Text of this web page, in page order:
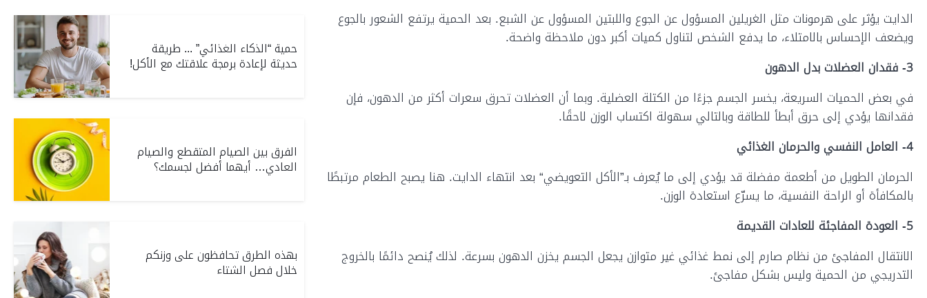
حمية “الذكاء الغذائي” ... طريقة
حديثة لإعادة برمجة علاقتك مع الأكل!
الفرق بين الصيام المتقطع والصيام
العادي… أيهما أفضل لجسمك؟
بهذه الطرق تحافظون على وزنكم
خلال فصل الشتاء
الدايت يؤثر على هرمونات مثل الغريلين المسؤول عن الجوع واللبتين المسؤول عن الشبع. بعد الحمية يرتفع الشعور بالجوع
ويضعف الإحساس بالامتلاء، ما يدفع الشخص لتناول كميات أكبر دون ملاحظة واضحة.
3- فقدان العضلات بدل الدهون
في بعض الحميات السريعة، يخسر الجسم جزءًا من الكتلة العضلية. وبما أن العضلات تحرق سعرات أكثر من الدهون، فإن
فقدانها يؤدي إلى حرق أبطأ للطاقة وبالتالي سهولة اكتساب الوزن لاحقًا.
4- العامل النفسي والحرمان الغذائي
الحرمان الطويل من أطعمة مفضلة قد يؤدي إلى ما يُعرف بـ”الأكل التعويضي“ بعد انتهاء الدايت. هنا يصبح الطعام مرتبطًا
بالمكافأة أو الراحة النفسية، ما يسرّع استعادة الوزن.
5- العودة المفاجئة للعادات القديمة
الانتقال المفاجئ من نظام صارم إلى نمط غذائي غير متوازن يجعل الجسم يخزن الدهون بسرعة. لذلك يُنصح دائمًا بالخروج
التدريجي من الحمية وليس بشكل مفاجئ.